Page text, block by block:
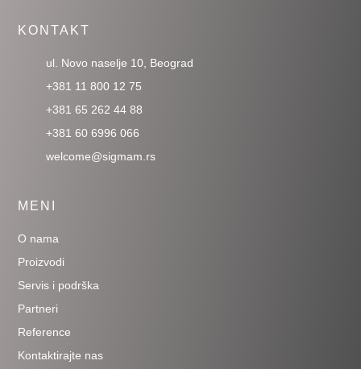
KONTAKT
ul. Novo naselje 10, Beograd
+381 11 800 12 75
+381 65 262 44 88
+381 60 6996 066
welcome@sigmam.rs
MENI
O nama
Proizvodi
Servis i podrška
Partneri
Reference
Kontaktirajte nas